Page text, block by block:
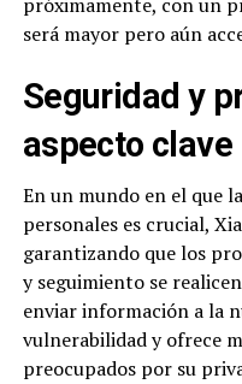
próximamente, con un
será mayor pero aún
Seguridad y
aspecto clave
En un mundo en el que
personales es crucial,
garantizando que los
y seguimiento se
enviar información a la
vulnerabilidad y ofrece
preocupados por su